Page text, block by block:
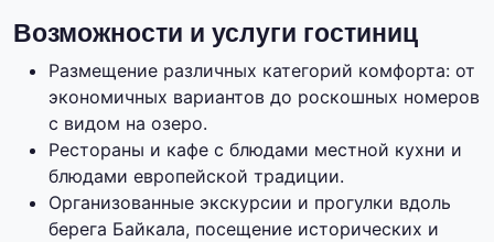
Возможности и услуги гостиниц
Размещение различных категорий комфорта: от
экономичных вариантов до роскошных номеров
с видом на озеро.
Рестораны и кафе с блюдами местной кухни и
блюдами европейской традиции.
Организованные экскурсии и прогулки вдоль
берега Байкала, посещение исторических и